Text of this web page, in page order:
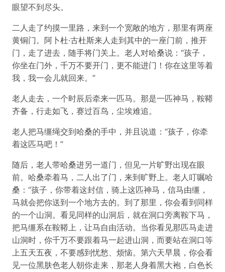
眼望不到尽头。
二人走了约摸一里路，来到一个宽敞的地方，那里有两座
黄铜门。阿卜杜·古杜斯来人走到其中的一座门前，推开
门，走了进去，随手将门关上。老人对哈桑说：“孩子，
你坐在门外，千万不要开门，更不能进门！你在这里等着
我，我一会儿就回来。”
老人走去，一个时辰后牵来一匹马。那是一匹神马，鞍鞯
齐备，行走如飞，赛过百鸟，尘埃难追。
老人把马缰绳交到哈桑的手中，并且说道：“孩子，你牵
着这匹马吧！”
随后，老人带哈桑进另一道门，但见一片旷野出现在眼
前。哈桑牵着马，二人出了门，来到旷野上。老人叮嘱哈
桑：“孩子，你带着这封信，骑上这匹神马，信马由缰，
马就会把你送到一个地方去的。到了那里，你会看到同样
的一个山洞。看见同样的山洞后，就在洞口旁离鞍下马，
把马缰系在鞍鞯上，让马自由活动。当你看见那匹马走进
山洞时，你千万不要跟着马一起进山洞，而要站在洞口等
上五天五夜，不要感到忧愁、烦恼。第六天早晨，你会看
见一位黑肤色老人朝你走来，那老人身着黑大袍，白色长